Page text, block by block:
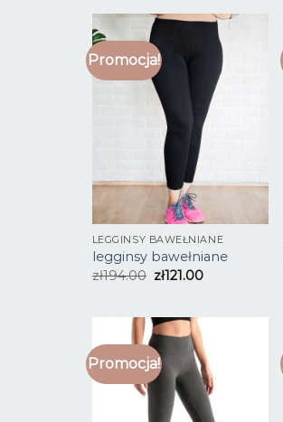
Promocja!
LEGGINSY BAWEŁNIANE
legginsy bawełniane
zł194.00 zł121.00
Promocja!